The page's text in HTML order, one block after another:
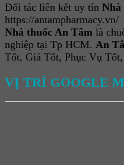
Đối tác liên kết uy tín Nhà
https://antampharmacy.vn/
Nhà thuốc An Tâm là
nghiệp tại Tp HCM. An
Tốt, Giá Tốt, Phục Vụ
VỊ TRÍ GOOGLE